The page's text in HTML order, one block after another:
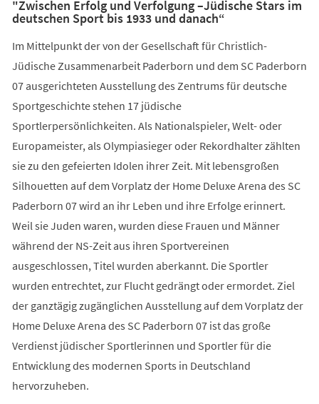
"Zwischen Erfolg und Verfolgung –Jüdische Stars im
deutschen Sport bis 1933 und danach“
Im Mittelpunkt der von der Gesellschaft für Christlich-
Jüdische Zusammenarbeit Paderborn und dem SC Paderborn
07 ausgerichteten Ausstellung des Zentrums für deutsche
Sportgeschichte stehen 17 jüdische
Sportlerpersönlichkeiten. Als Nationalspieler, Welt- oder
Europameister, als Olympiasieger oder Rekordhalter zählten
sie zu den gefeierten Idolen ihrer Zeit. Mit lebensgroßen
Silhouetten auf dem Vorplatz der Home Deluxe Arena des SC
Paderborn 07 wird an ihr Leben und ihre Erfolge erinnert.
Weil sie Juden waren, wurden diese Frauen und Männer
während der NS-Zeit aus ihren Sportvereinen
ausgeschlossen, Titel wurden aberkannt. Die Sportler
wurden entrechtet, zur Flucht gedrängt oder ermordet. Ziel
der ganztägig zugänglichen Ausstellung auf dem Vorplatz der
Home Deluxe Arena des SC Paderborn 07 ist das große
Verdienst jüdischer Sportlerinnen und Sportler für die
Entwicklung des modernen Sports in Deutschland
hervorzuheben.